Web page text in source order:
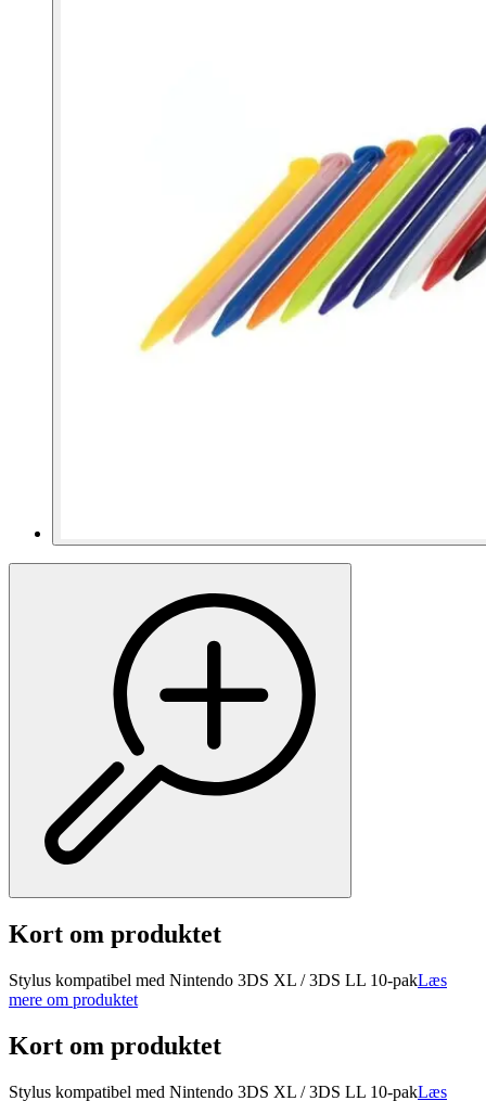
Kort om produktet
Stylus kompatibel med Nintendo 3DS XL / 3DS LL 10-pakLæs
mere om produktet
Kort om produktet
Stylus kompatibel med Nintendo 3DS XL / 3DS LL 10-pakLæs